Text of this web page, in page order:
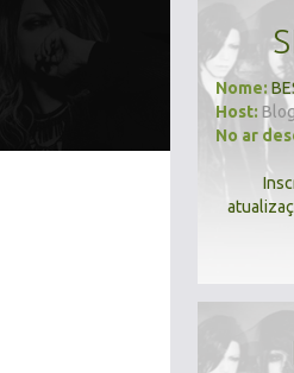
Nome:
Host:
No ar